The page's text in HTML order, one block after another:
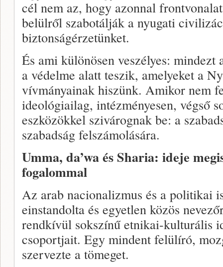
cél nem az, hogy azonnal
belülről szabotálják a nyugati
biztonságérzetünket.
És ami különösen veszélyes: mindezt
a védelme alatt teszik, amelyeket a
vívmányainak hiszünk. Amikor nem
ideológiailag, intézményesen, végső
eszközökkel szivárognak be: a
szabadság felszámolására.
Umma, da’wa és Sharia: ideje
fogalommal
Az arab nacionalizmus és a politikai
einstandolta és egyetlen közös
rendkívül sokszínű etnikai-kulturális
csoportjait. Egy mindent felülíró,
szervezte a tömeget.